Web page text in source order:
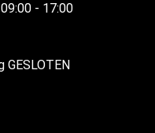
- 17:00
GESLOTEN